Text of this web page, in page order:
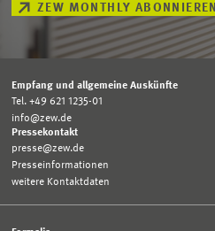
ZEW MONTHLY ABONNIEREN
Empfang und allgemeine Auskünfte
Tel. +49 621 1235-01
info@zew.de
Pressekontakt
presse@zew.de
Presseinformationen
weitere Kontaktdaten